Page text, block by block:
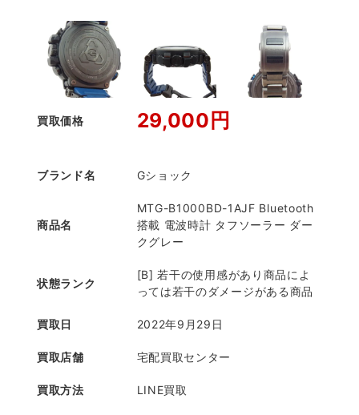
買取価格 29,000円
ブランド名 Gショック
商品名
MTG-B1000BD-1AJF Bluetooth
搭載 電波時計 タフソーラー ダー
クグレー
状態ランク
[B] 若干の使用感があり商品によ
っては若干のダメージがある商品
買取日 2022年9月29日
買取店舗 宅配買取センター
買取方法 LINE買取